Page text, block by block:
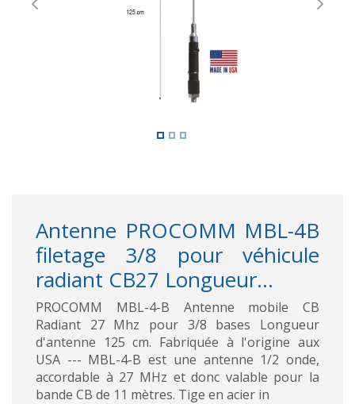
Previous Next
Antenne PROCOMM MBL-4B
filetage 3/8 pour véhicule
radiant CB27 Longueur...
PROCOMM MBL-4-B Antenne mobile CB
Radiant 27 Mhz pour 3/8 bases Longueur
d'antenne 125 cm. Fabriquée à l'origine aux
USA --- MBL-4-B est une antenne 1/2 onde,
accordable à 27 MHz et donc valable pour la
bande CB de 11 mètres. Tige en acier in